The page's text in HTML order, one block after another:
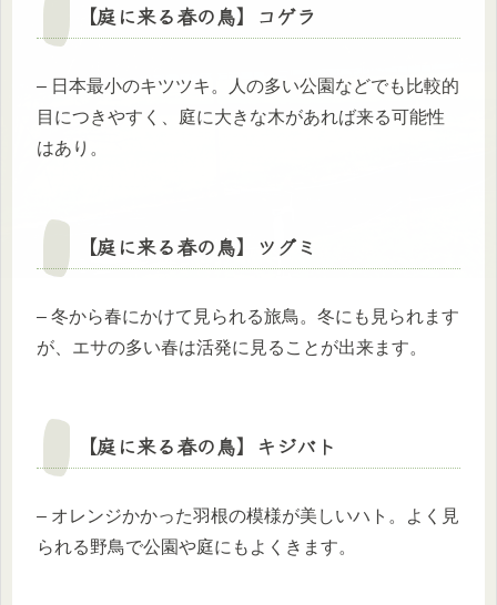
【庭に来る春の鳥】 コゲラ
– 日本最小のキツツキ。人の多い公園などでも比較的
目につきやすく、庭に大きな木があれば来る可能性
はあり。
【庭に来る春の鳥】 ツグミ
– 冬から春にかけて見られる旅鳥。冬にも見られます
が、エサの多い春は活発に見ることが出来ます。
【庭に来る春の鳥】キジバト
– オレンジかかった羽根の模様が美しいハト。よく見
られる野鳥で公園や庭にもよくきます。